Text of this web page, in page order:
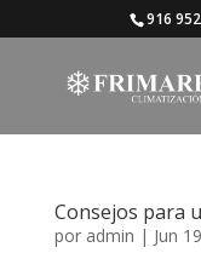
916
Consejos para
por admin | Jun